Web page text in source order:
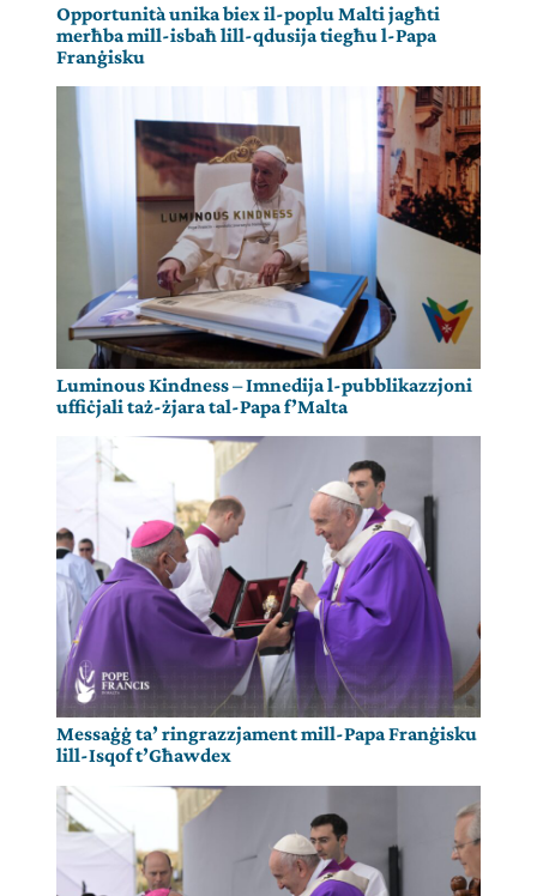
Opportunità unika biex il-poplu Malti jagħti
merħba mill-isbaħ lill-qdusija tiegħu l-Papa
Franġisku
Luminous Kindness – Imnedija l-pubblikazzjoni
uffiċjali taż-żjara tal-Papa f’Malta
Messaġġ ta’ ringrazzjament mill-Papa Franġisku
lill-Isqof t’Għawdex